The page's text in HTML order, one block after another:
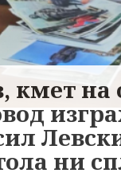
кмет
ни